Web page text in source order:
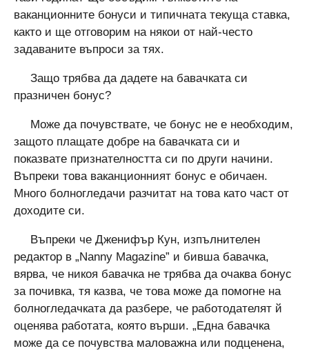
ваканционните бонуси и типичната текуща ставка,
както и ще отговорим на някои от най-често
задаваните въпроси за тях.
Защо трябва да дадете на бавачката си
празничен бонус?
Може да почувствате, че бонус не е необходим,
защото плащате добре на бавачката си и
показвате признателността си по други начини.
Въпреки това ваканционният бонус е обичаен.
Много болногледачи разчитат на това като част от
доходите си.
Въпреки че Дженифър Кун, изпълнителен
редактор в „Nanny Magazine” и бивша бавачка,
вярва, че никоя бавачка не трябва да очаква бонус
за почивка, тя казва, че това може да помогне на
болногледачката да разбере, че работодателят й
оценява работата, която върши. „Една бавачка
може да се почувства маловажна или подценена,